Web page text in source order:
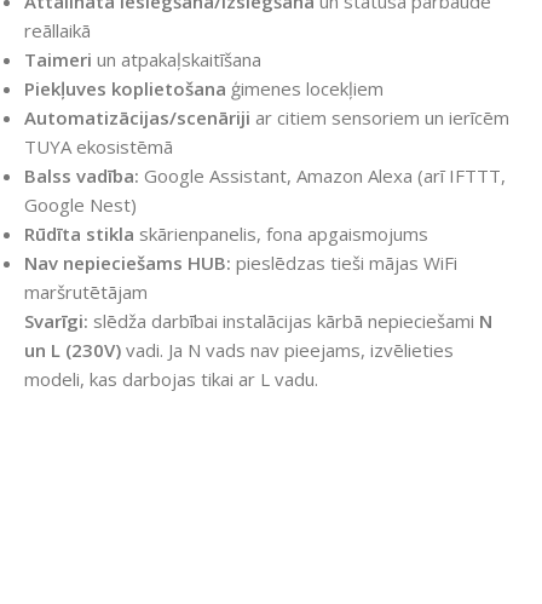
reāllaikā
Taimeri un atpakaļskaitīšana
Piekļuves koplietošana ģimenes locekļiem
Automatizācijas/scenāriji ar citiem sensoriem un ierīcēm
TUYA ekosistēmā
Balss vadība: Google Assistant, Amazon Alexa (arī IFTTT,
Google Nest)
Rūdīta stikla skārienpanelis, fona apgaismojums
Nav nepieciešams HUB: pieslēdzas tieši mājas WiFi
maršrutētājam
Svarīgi: slēdža darbībai instalācijas kārbā nepieciešami N
un L (230V) vadi. Ja N vads nav pieejams, izvēlieties
modeli, kas darbojas tikai ar L vadu.